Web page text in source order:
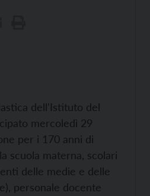
dell'Istituto del
mercoledì 29
per i 170 anni di
scuola materna, scolari
delle medie e delle
personale docente